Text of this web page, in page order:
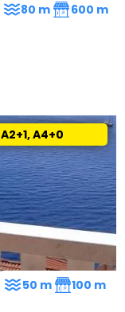
80 m 600 m
A2+1, A4+0
50 m 100 m